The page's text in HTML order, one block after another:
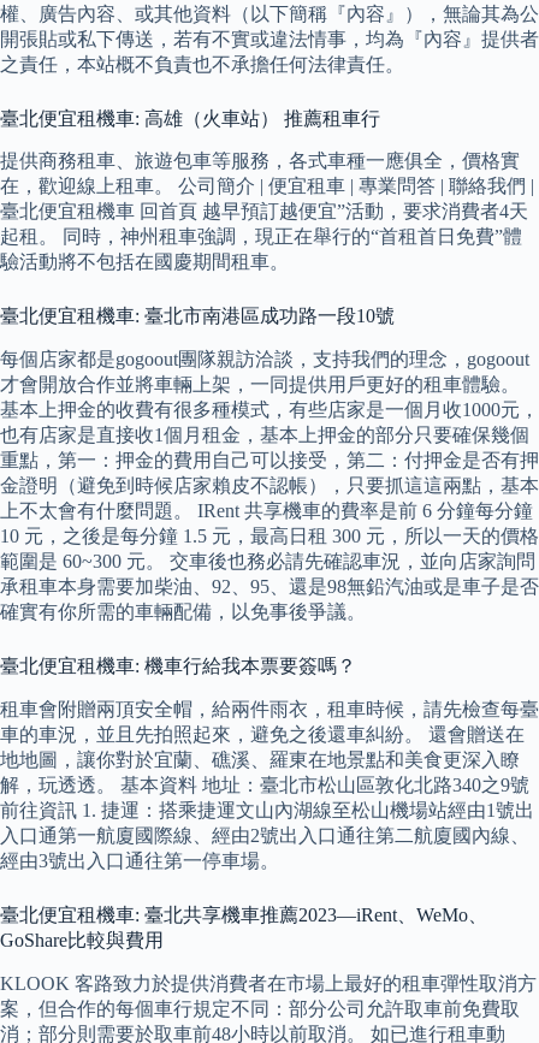
權、廣告內容、或其他資料（以下簡稱『內容』），無論其為公
開張貼或私下傳送，若有不實或違法情事，均為『內容』提供者
之責任，本站概不負責也不承擔任何法律責任。
臺北便宜租機車: 高雄（火車站） 推薦租車行
提供商務租車、旅遊包車等服務，各式車種一應俱全，價格實
在，歡迎線上租車。 公司簡介 | 便宜租車 | 專業問答 | 聯絡我們 |
臺北便宜租機車 回首頁 越早預訂越便宜”活動，要求消費者4天
起租。 同時，神州租車強調，現正在舉行的“首租首日免費”體
驗活動將不包括在國慶期間租車。
臺北便宜租機車: 臺北市南港區成功路一段10號
每個店家都是gogoout團隊親訪洽談，支持我們的理念，gogoout
才會開放合作並將車輛上架，一同提供用戶更好的租車體驗。
基本上押金的收費有很多種模式，有些店家是一個月收1000元，
也有店家是直接收1個月租金，基本上押金的部分只要確保幾個
重點，第一：押金的費用自己可以接受，第二：付押金是否有押
金證明（避免到時候店家賴皮不認帳），只要抓這這兩點，基本
上不太會有什麼問題。 IRent 共享機車的費率是前 6 分鐘每分鐘
10 元，之後是每分鐘 1.5 元，最高日租 300 元，所以一天的價格
範圍是 60~300 元。 交車後也務必請先確認車況，並向店家詢問
承租車本身需要加柴油、92、95、還是98無鉛汽油或是車子是否
確實有你所需的車輛配備，以免事後爭議。
臺北便宜租機車: 機車行給我本票要簽嗎？
租車會附贈兩頂安全帽，給兩件雨衣，租車時候，請先檢查每臺
車的車況，並且先拍照起來，避免之後還車糾紛。 還會贈送在
地地圖，讓你對於宜蘭、礁溪、羅東在地景點和美食更深入瞭
解，玩透透。 基本資料 地址：臺北市松山區敦化北路340之9號
前往資訊 1. 捷運：搭乘捷運文山內湖線至松山機場站經由1號出
入口通第一航廈國際線、經由2號出入口通往第二航廈國內線、
經由3號出入口通往第一停車場。
臺北便宜租機車: 臺北共享機車推薦2023—iRent、WeMo、
GoShare比較與費用
KLOOK 客路致力於提供消費者在市場上最好的租車彈性取消方
案，但合作的每個車行規定不同：部分公司允許取車前免費取
消；部分則需要於取車前48小時以前取消。 如已進行租車動